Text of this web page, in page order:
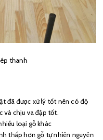
thanh
đã được xử lý tốt nên có độ
và chịu va đập tốt.
loại gỗ khác
thấp hơn gỗ tự nhiên nguyên